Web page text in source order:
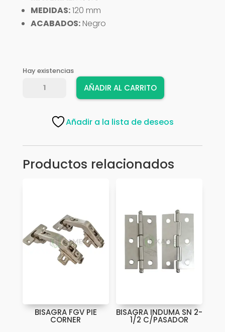
MEDIDAS:120 mm
ACABADOS:Negro
Hay existencias
BISAGRA
AÑADIR AL CARRITO
Añadir a la lista de deseos
Productos relacionados
BISAGRA FGV PIE
CORNER
BISAGRA INDUMA SN 2-
1/2 C/PASADOR